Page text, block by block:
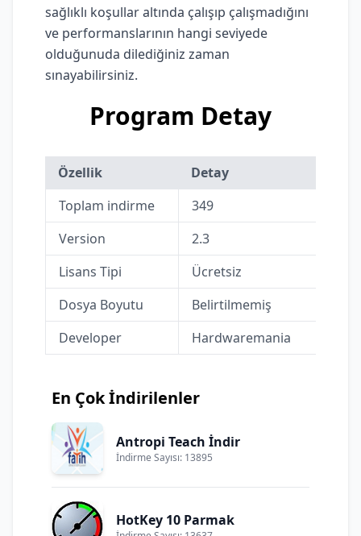
sağlıklı koşullar altında çalışıp çalışmadığını
ve performanslarının hangi seviyede
olduğunuda dilediğiniz zaman
sınayabilirsiniz.
Program Detay
Özellik
Detay
Toplam indirme
349
Version
2.3
Lisans Tipi
Ücretsiz
Dosya Boyutu
Belirtilmemiş
Developer
Hardwaremania
En Çok İndirilenler
Antropi Teach İndir
İndirme Sayısı: 13895
HotKey 10 Parmak